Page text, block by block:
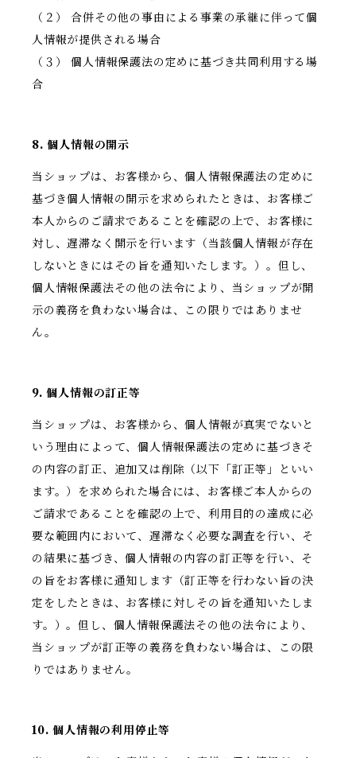
（２） 合併その他の事由による事業の承継に伴って個
人情報が提供される場合
（３） 個人情報保護法の定めに基づき共同利用する場
合
8. 個人情報の開示
当ショップは、お客様から、個人情報保護法の定めに
基づき個人情報の開示を求められたときは、お客様ご
本人からのご請求であることを確認の上で、お客様に
対し、遅滞なく開示を行います（当該個人情報が存在
しないときにはその旨を通知いたします。）。但し、
個人情報保護法その他の法令により、当ショップが開
示の義務を負わない場合は、この限りではありませ
ん。
9. 個人情報の訂正等
当ショップは、お客様から、個人情報が真実でないと
いう理由によって、個人情報保護法の定めに基づきそ
の内容の訂正、追加又は削除（以下「訂正等」といい
ます。）を求められた場合には、お客様ご本人からの
ご請求であることを確認の上で、利用目的の達成に必
要な範囲内において、遅滞なく必要な調査を行い、そ
の結果に基づき、個人情報の内容の訂正等を行い、そ
の旨をお客様に通知します（訂正等を行わない旨の決
定をしたときは、お客様に対しその旨を通知いたしま
す。）。但し、個人情報保護法その他の法令により、
当ショップが訂正等の義務を負わない場合は、この限
りではありません。
10. 個人情報の利用停止等